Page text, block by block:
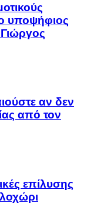
υποψήφιος
αν δεν
από τον
επίλυσης